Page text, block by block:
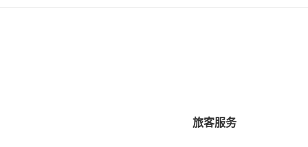
旅客服务